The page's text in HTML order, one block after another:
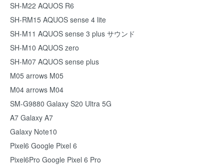
SH-M22 AQUOS R6
SH-RM15 AQUOS sense 4 lite
SH-M11 AQUOS sense 3 plus サウンド
SH-M10 AQUOS zero
SH-M07 AQUOS sense plus
M05 arrows M05
M04 arrows M04
SM-G9880 Galaxy S20 Ultra 5G
A7 Galaxy A7
Galaxy Note10
Pixel6 Google Pixel 6
Pixel6Pro Google Pixel 6 Pro